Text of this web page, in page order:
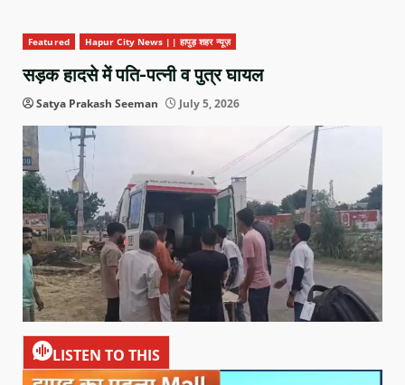
Featured Hapur City News || हापुड़ शहर न्यूज़
सड़क हादसे में पति-पत्नी व पुत्र घायल
Satya Prakash Seeman July 5, 2026
LISTEN TO THIS